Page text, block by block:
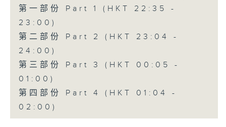
第一部份 Part 1 (HKT 22:35 -
23:00)
第二部份 Part 2 (HKT 23:04 -
24:00)
第三部份 Part 3 (HKT 00:05 -
01:00)
第四部份 Part 4 (HKT 01:04 -
02:00)